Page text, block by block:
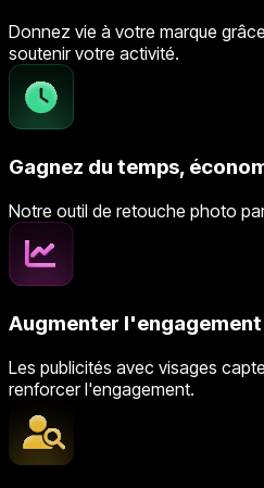
Donnez vie à votre marque
soutenir votre activité.
Gagnez du temps,
Notre outil de retouche photo
Augmenter
Les publicités avec visages
renforcer l'engagement.